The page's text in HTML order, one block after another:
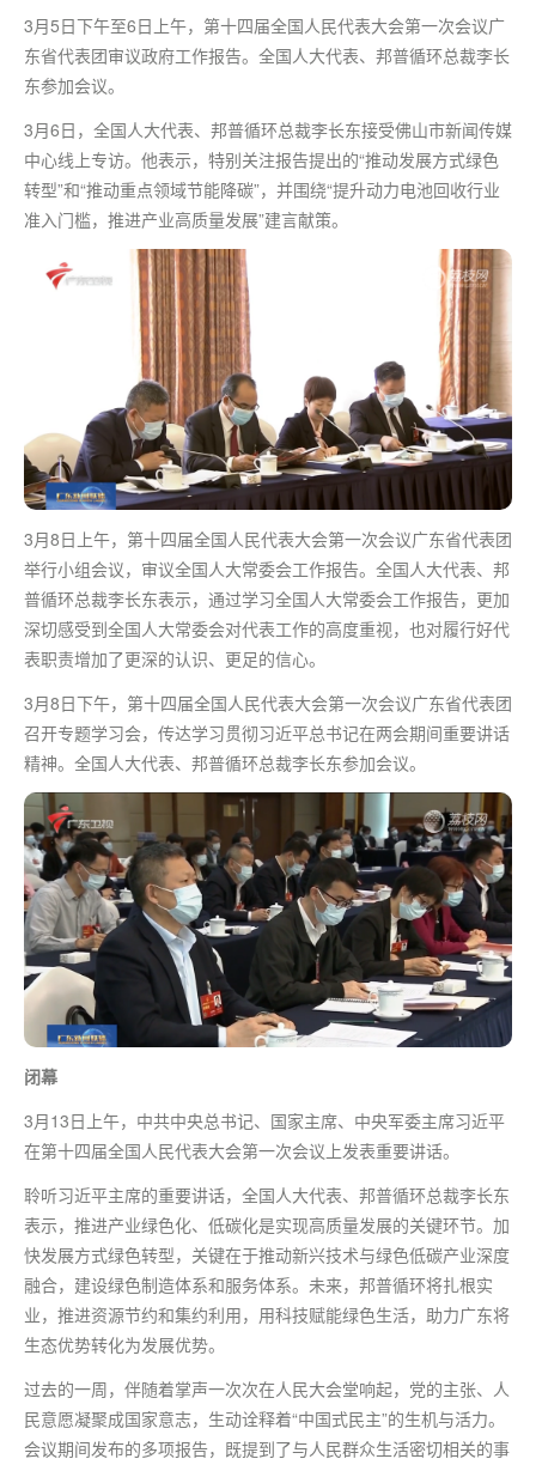
3月5日下午至6日上午，第十四届全国人民代表大会第一次会议广
东省代表团审议政府工作报告。全国人大代表、邦普循环总裁李长
东参加会议。
3月6日，全国人大代表、邦普循环总裁李长东接受佛山市新闻传媒
中心线上专访。他表示，特别关注报告提出的“推动发展方式绿色
转型”和“推动重点领域节能降碳”，并围绕“提升动力电池回收行业
准入门槛，推进产业高质量发展”建言献策。
3月8日上午，第十四届全国人民代表大会第一次会议广东省代表团
举行小组会议，审议全国人大常委会工作报告。全国人大代表、邦
普循环总裁李长东表示，通过学习全国人大常委会工作报告，更加
深切感受到全国人大常委会对代表工作的高度重视，也对履行好代
表职责增加了更深的认识、更足的信心。
3月8日下午，第十四届全国人民代表大会第一次会议广东省代表团
召开专题学习会，传达学习贯彻习近平总书记在两会期间重要讲话
精神。全国人大代表、邦普循环总裁李长东参加会议。
闭幕
3月13日上午，中共中央总书记、国家主席、中央军委主席习近平
在第十四届全国人民代表大会第一次会议上发表重要讲话。
聆听习近平主席的重要讲话，全国人大代表、邦普循环总裁李长东
表示，推进产业绿色化、低碳化是实现高质量发展的关键环节。加
快发展方式绿色转型，关键在于推动新兴技术与绿色低碳产业深度
融合，建设绿色制造体系和服务体系。未来，邦普循环将扎根实
业，推进资源节约和集约利用，用科技赋能绿色生活，助力广东将
生态优势转化为发展优势。
过去的一周，伴随着掌声一次次在人民大会堂响起，党的主张、人
民意愿凝聚成国家意志，生动诠释着“中国式民主”的生机与活力。
会议期间发布的多项报告，既提到了与人民群众生活密切相关的事